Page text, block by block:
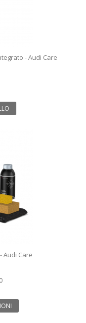
- Audi Care
Audi Care